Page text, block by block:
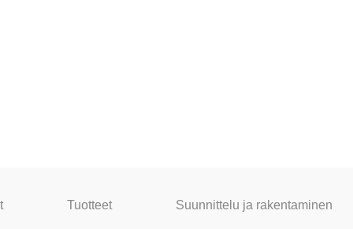
Tuotteet Suunnittelu ja rakentaminen